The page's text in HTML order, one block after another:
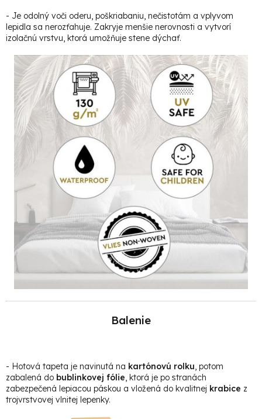
- Je odolný voči oderu, poškriabaniu, nečistotám a vplyvom
lepidla sa nerozťahuje. Zakryje menšie nerovnosti a vytvorí
izolačnú vrstvu, ktorá umožňuje stene dýchať.
Balenie
- Hotová tapeta je navinutá na kartónovú rolku, potom
zabalená do bublinkovej fólie, ktorá je po stranách
zabezpečená lepiacou páskou a vložená do kvalitnej krabice z
trojvrstvovej vlnitej lepenky.